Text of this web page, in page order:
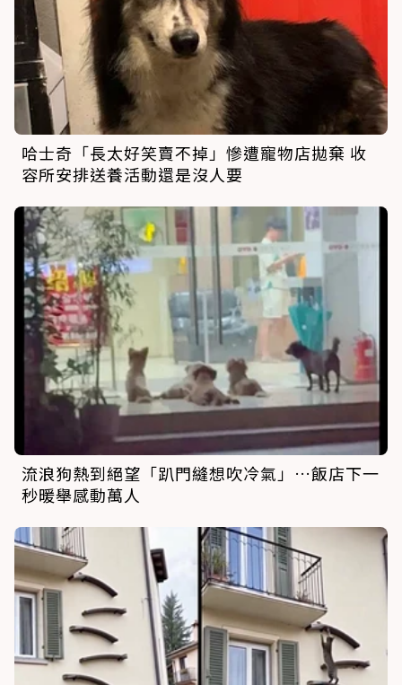
哈士奇「長太好笑賣不掉」慘遭寵物店拋棄 收
容所安排送養活動還是沒人要
流浪狗熱到絕望「趴門縫想吹冷氣」…飯店下一
秒暖舉感動萬人